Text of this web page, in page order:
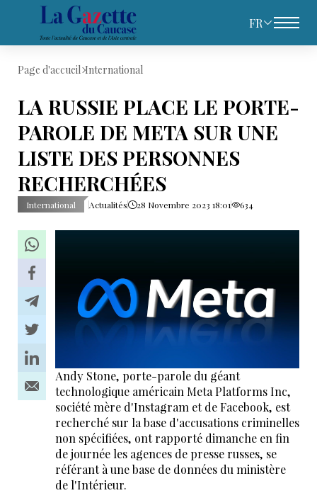
FR
Page d'accueil International
LA RUSSIE PLACE LE PORTE-
PAROLE DE META SUR UNE
LISTE DES PERSONNES
RECHERCHÉES
International Actualités 28 Novembre 2023 18:01 634
Andy Stone, porte-parole du géant
technologique américain Meta Platforms Inc,
société mère d'Instagram et de Facebook, est
recherché sur la base d'accusations criminelles
non spécifiées, ont rapporté dimanche en fin
de journée les agences de presse russes, se
référant à une base de données du ministère
de l'Intérieur.